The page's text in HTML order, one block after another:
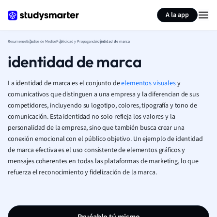
A la app
ResumenesEstudios de MediosPublicidad y Propagandaidentidad de marca
identidad de marca
La identidad de marca es el conjunto deelementos visualesy
comunicativos que distinguen a una empresa y la diferencian de sus
competidores, incluyendo su logotipo, colores, tipografía y tono de
comunicación. Esta identidad no solo refleja los valores y la
personalidad de la empresa, sino que también busca crear una
conexión emocional con el público objetivo. Un ejemplo de identidad
de marca efectiva es el uso consistente de elementos gráficos y
mensajes coherentes en todas las plataformas de marketing, lo que
refuerza el reconocimiento y fidelización de la marca.
Resumir página